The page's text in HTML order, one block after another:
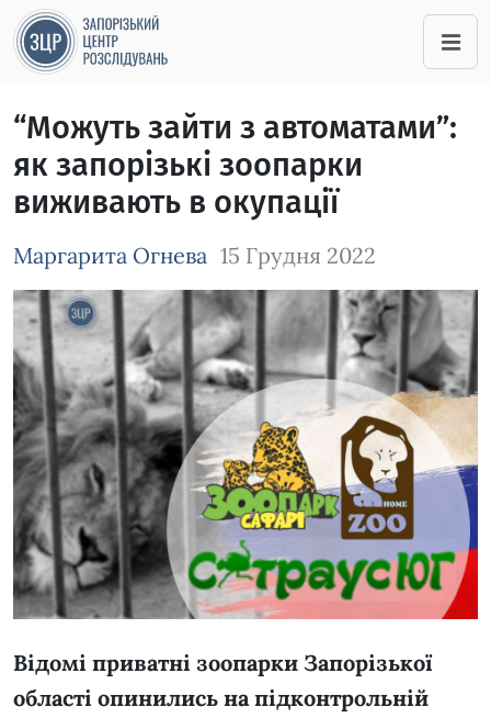
“Можуть зайти з автоматами”:
як запорізькі зоопарки
виживають в окупації
Маргарита Огнева 15 Грудня 2022
Зображення завантажується
Відомі приватні зоопарки Запорізької
області опинились на підконтрольній